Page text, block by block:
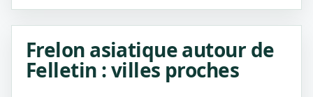
Frelon asiatique autour de
Felletin : villes proches